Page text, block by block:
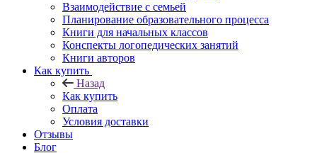
Взаимодействие с семьей
Планирование образовательного процесса
Книги для начальных классов
Конспекты логопедических занятий
Книги авторов
Как купить
Назад
Как купить
Оплата
Условия доставки
Отзывы
Блог